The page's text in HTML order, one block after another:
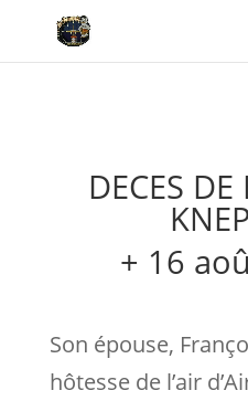
DECES
+ 16
Son épouse,
hôtesse de l’air